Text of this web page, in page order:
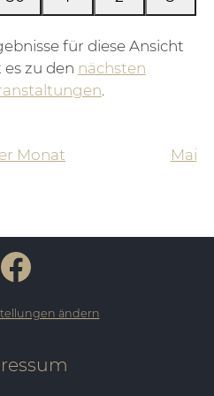
Veranstaltungen
Veranstaltungen
für diese Ansicht
zu den nächsten
.
Monat Mai
ändern